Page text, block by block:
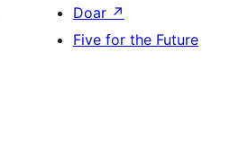
Doar ↗
Five for the Future